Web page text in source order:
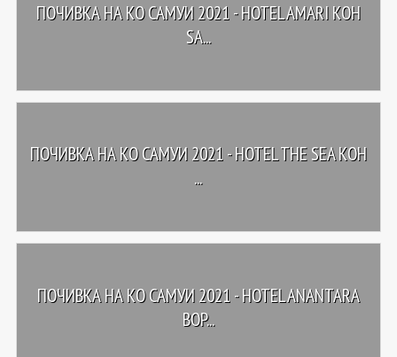
ПОЧИВКА НА КО САМУИ 2021 - HOTEL AMARI KOH
SA...
ПОЧИВКА НА КО САМУИ 2021 - HOTEL THE SEA KOH
...
ПОЧИВКА НА КО САМУИ 2021 - HOTEL ANANTARA
BOP...